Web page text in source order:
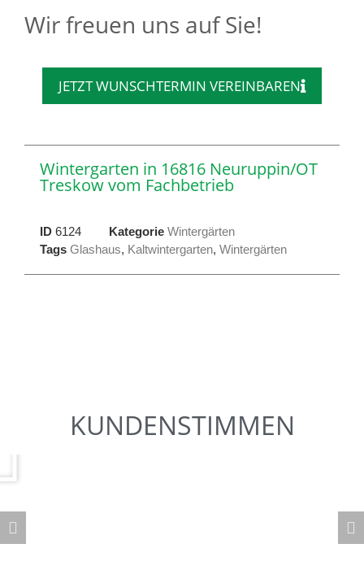
Wir freuen uns auf Sie!
JETZT WUNSCHTERMIN VEREINBAREN
Wintergarten in 16816 Neuruppin/OT
Treskow vom Fachbetrieb
ID 6124 Kategorie Wintergärten
Tags Glashaus, Kaltwintergarten, Wintergärten
KUNDENSTIMMEN